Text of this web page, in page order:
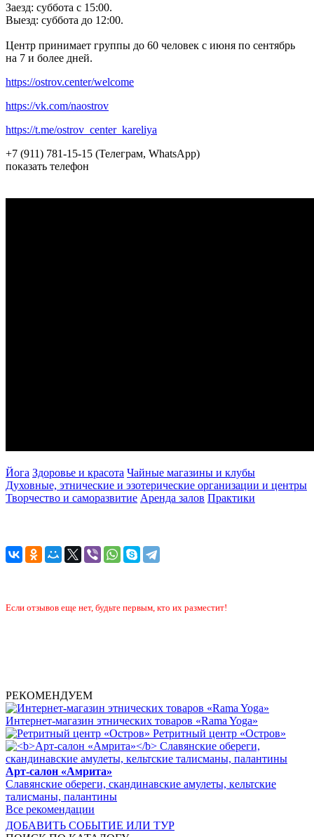
Заезд: суббота с 15:00.
Выезд: суббота до 12:00.
Центр принимает группы до 60 человек с июня по сентябрь
на 7 и более дней.
https://ostrov.center/welcome
https://vk.com/naostrov
https://t.me/ostrov_center_kareliya
+7 (911) 781-15-15 (Телеграм, WhatsApp)
показать телефон
Йога Здоровье и красота Чайные магазины и клубы
Духовные, этнические и эзотерические организации и центры
Творчество и саморазвитие Аренда залов Практики
Если отзывов еще нет, будьте первым, кто их разместит!
РЕКОМЕНДУЕМ
Интернет-магазин этнических товаров «Rama Yoga»
Ретритный центр «Остров»
Арт-салон «Амрита»
Славянские обереги, скандинавские амулеты, кельтские
талисманы, палантины
Все рекомендации
ДОБАВИТЬ СОБЫТИЕ ИЛИ ТУР